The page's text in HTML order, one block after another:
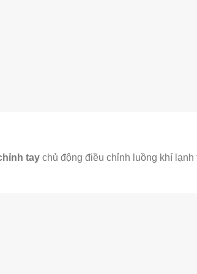
tay chủ động điều chỉnh luồng khí lạnh